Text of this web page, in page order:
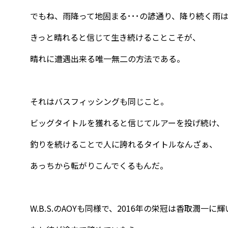
でもね、雨降って地固まる･･･の諺通り、降り続く雨は
きっと晴れると信じて生き続けることこそが、
晴れに遭遇出来る唯一無二の方法である。
それはバスフィッシングも同じこと。
ビッグタイトルを獲れると信じてルアーを投げ続け、
釣りを続けることで人に誇れるタイトルなんざぁ、
あっちから転がりこんでくるもんだ。
W.B.S.のAOYも同様で、2016年の栄冠は香取潤一に輝